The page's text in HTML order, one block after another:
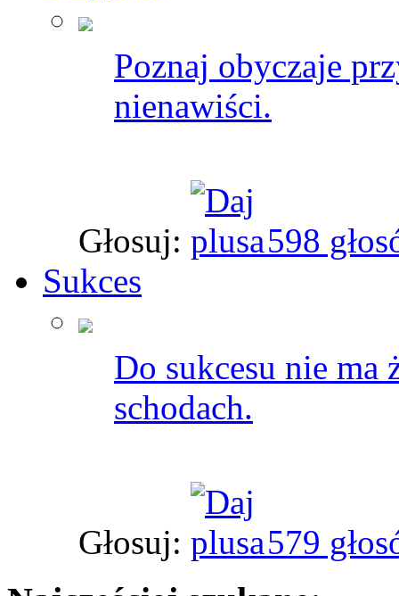
Poznaj obyczaje
nienawiści.
Głosuj:
598
Sukces
Do sukcesu nie ma
schodach.
Głosuj: 579